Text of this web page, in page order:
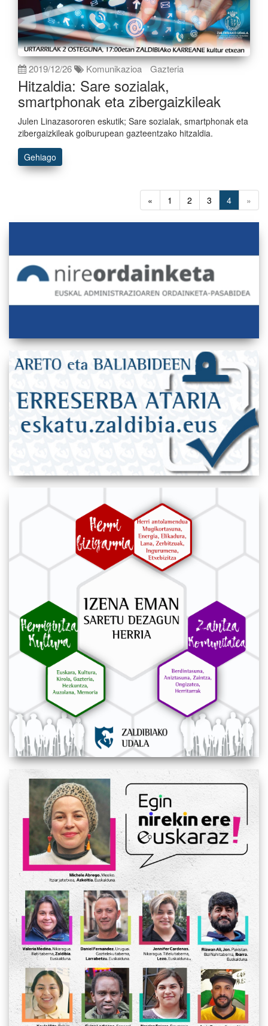
2019/12/26 Komunikazioa Gazteria
Hitzaldia: Sare sozialak,
smartphonak eta zibergaizkileak
Julen Linazasororen eskutik; Sare sozialak, smartphonak eta
zibergaizkileak goiburupean gazteentzako hitzaldia.
Gehiago
« 1 2 3 4 »